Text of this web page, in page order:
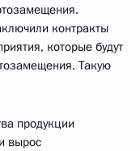
контракты
которые будут
Такую
продукции
вырос